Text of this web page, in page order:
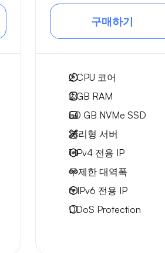
구매하기
2CPU 코어
2 GB RAM
50 GB NVMe SSD
관리형 서버
1 IPv4 전용 IP
무제한 대역폭
6 IPv6 전용 IP
DDoS Protection